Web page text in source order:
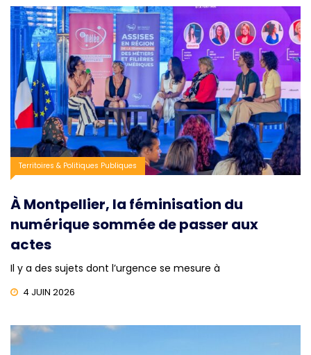
Territoires & Politiques Publiques
À Montpellier, la féminisation du
numérique sommée de passer aux
actes
Il y a des sujets dont l’urgence se mesure à
4 JUIN 2026